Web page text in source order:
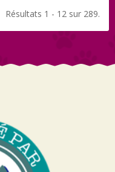
Résultats 1 - 12 sur 289.